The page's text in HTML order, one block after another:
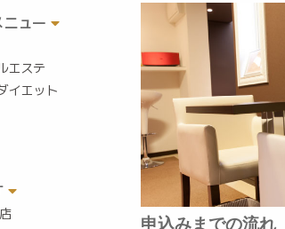
ュー
エステ
イエット
申込みまでの流れ